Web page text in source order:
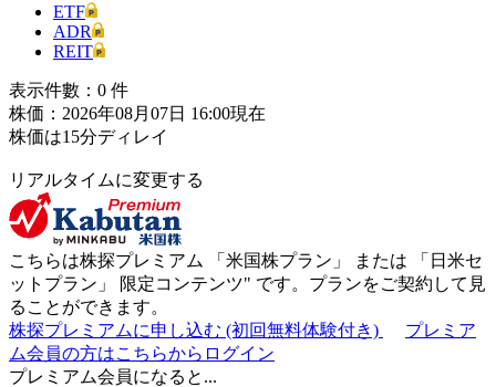
ETF
ADR
REIT
表示件數： 0 件
株価：2026年08月07日 16:00現在
株価は15分ディレイ
リアルタイムに変更する
こちらは株探プレミアム 「 米国株プラン 」 または 「 日米セ
ットプラン 」 限定コンテンツ" です。プランをご契約して見
ることができます。
株探プレミアムに申し込む (初回無料体験付き)
プレミア
ム会員の方はこちらからログイン
プレミアム会員になると...